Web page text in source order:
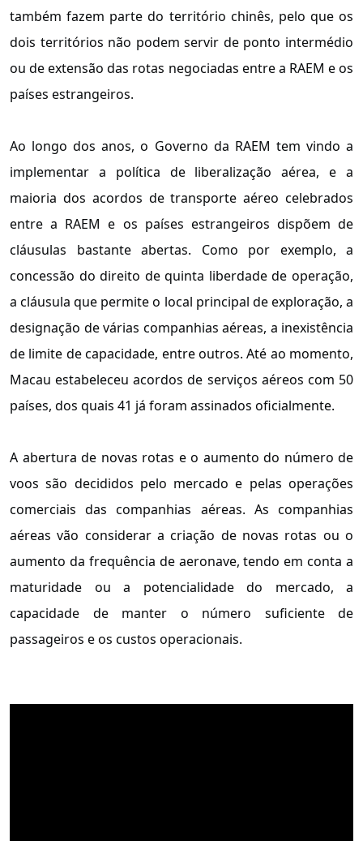
também fazem parte do território chinês, pelo que os
dois territórios não podem servir de ponto intermédio
ou de extensão das rotas negociadas entre a RAEM e os
países estrangeiros.
Ao longo dos anos, o Governo da RAEM tem vindo a
implementar a política de liberalização aérea, e a
maioria dos acordos de transporte aéreo celebrados
entre a RAEM e os países estrangeiros dispõem de
cláusulas bastante abertas. Como por exemplo, a
concessão do direito de quinta liberdade de operação,
a cláusula que permite o local principal de exploração, a
designação de várias companhias aéreas, a inexistência
de limite de capacidade, entre outros. Até ao momento,
Macau estabeleceu acordos de serviços aéreos com 50
países, dos quais 41 já foram assinados oficialmente.
A abertura de novas rotas e o aumento do número de
voos são decididos pelo mercado e pelas operações
comerciais das companhias aéreas. As companhias
aéreas vão considerar a criação de novas rotas ou o
aumento da frequência de aeronave, tendo em conta a
maturidade ou a potencialidade do mercado, a
capacidade de manter o número suficiente de
passageiros e os custos operacionais.